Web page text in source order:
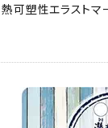
熱可塑性エラストマ